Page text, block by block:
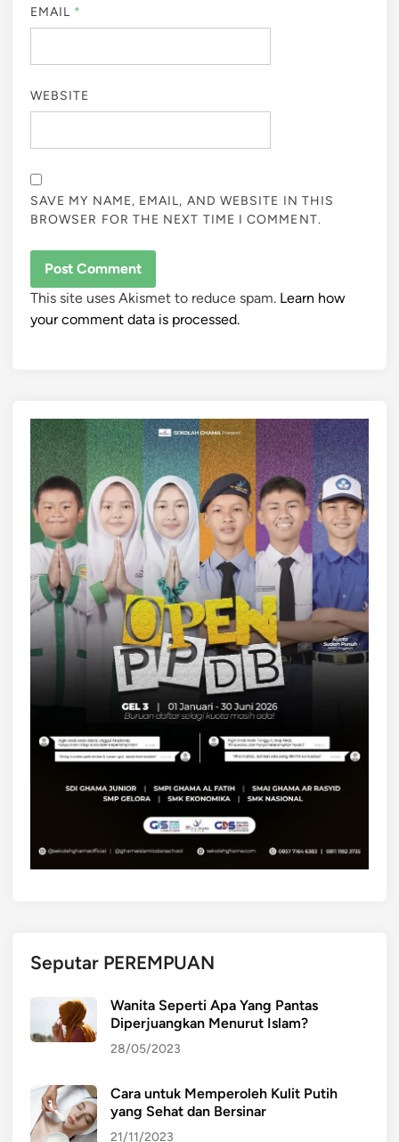
EMAIL *
WEBSITE
SAVE MY NAME, EMAIL, AND WEBSITE IN THIS
BROWSER FOR THE NEXT TIME I COMMENT.
This site uses Akismet to reduce spam. Learn how
your comment data is processed.
Seputar PEREMPUAN
Wanita Seperti Apa Yang Pantas
Diperjuangkan Menurut Islam?
28/05/2023
Cara untuk Memperoleh Kulit Putih
yang Sehat dan Bersinar
21/11/2023